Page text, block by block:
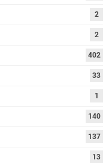
2
2
402
33
1
140
137
13